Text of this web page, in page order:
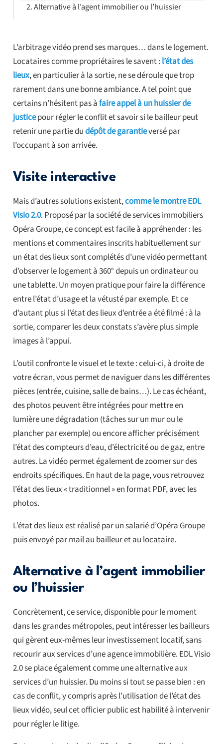
L’arbitrage vidéo prend ses marques… dans le logement.
Locataires comme propriétaires le savent : l’état des
lieux, en particulier à la sortie, ne se déroule que trop
rarement dans une bonne ambiance. A tel point que
certains n’hésitent pas àfaire appel à un huissier de
justicepour régler le conflit et savoir si le bailleur peut
retenir une partie dudépôt de garantieversé par
l’occupant à son arrivée.
Visite interactive
Mais d’autres solutions existent,comme le montre EDL
Visio 2.0. Proposé par la société de services immobiliers
Opéra Groupe, ce concept est facile à appréhender : les
mentions et commentaires inscrits habituellement sur
un état des lieux sont complétés d’une vidéo permettant
d’observer le logement à 360° depuis un ordinateur ou
une tablette. Un moyen pratique pour faire la différence
entre l’état d’usage et la vétusté par exemple. Et ce
d’autant plus si l’état des lieux d’entrée a été filmé : à la
sortie, comparer les deux constats s’avère plus simple
images à l’appui.
L’outil confronte le visuel et le texte : celui-ci, à droite de
votre écran, vous permet de naviguer dans les différentes
pièces (entrée, cuisine, salle de bains…). Le cas échéant,
des photos peuvent être intégrées pour mettre en
lumière une dégradation (tâches sur un mur ou le
plancher par exemple) ou encore afficher précisément
l’état des compteurs d’eau, d’électricité ou de gaz, entre
autres. La vidéo permet également de zoomer sur des
endroits spécifiques. En haut de la page, vous retrouvez
l’état des lieux « traditionnel » en format PDF, avec les
photos.
L’état des lieux est réalisé par un salarié d’Opéra Groupe
puis envoyé par mail au bailleur et au locataire.
Alternative à l’agent immobilier
ou l’huissier
Concrètement, ce service, disponible pour le moment
dans les grandes métropoles, peut intéresser les bailleurs
qui gèrent eux-mêmes leur investissement locatif, sans
recourir aux services d’une agence immobilière. EDL Visio
2.0 se place également comme une alternative aux
services d’un huissier. Du moins si tout se passe bien : en
cas de conflit, y compris après l’utilisation de l’état des
lieux vidéo, seul cet officier public est habilité à intervenir
pour régler le litige.
Alternative à l’agent immobilier ou l’huissier